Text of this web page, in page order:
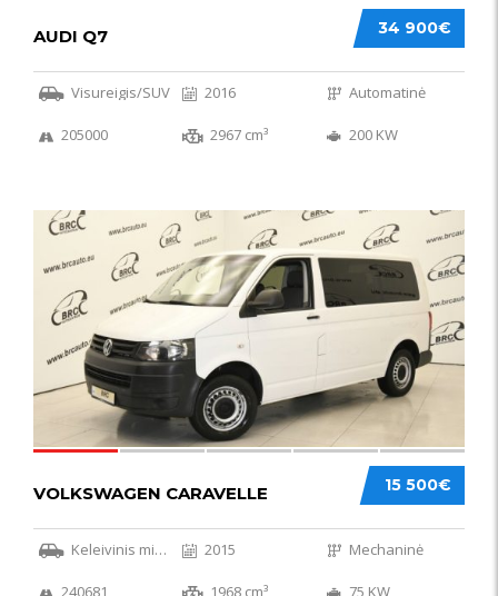
34 900€
AUDI Q7
Visureigis/SUV 2016 Automatinė
205000 2967 cm³ 200 KW
36
15 500€
VOLKSWAGEN CARAVELLE
Keleivinis mikroautobusas 2015 Mechaninė
240681 1968 cm³ 75 KW